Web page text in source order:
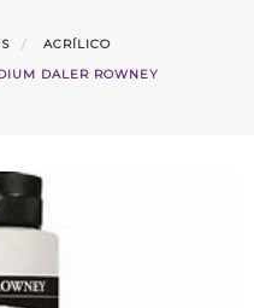
ACRÍLICO
DALER ROWNEY